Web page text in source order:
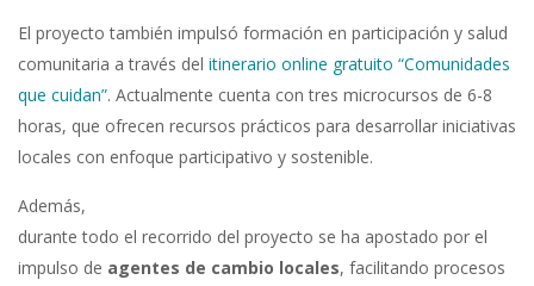
El proyecto también impulsó formación en participación y salud
comunitaria a través del itinerario online gratuito “Comunidades
que cuidan”. Actualmente cuenta con tres microcursos de 6-8
horas, que ofrecen recursos prácticos para desarrollar iniciativas
locales con enfoque participativo y sostenible.
Además,
durante todo el recorrido del proyecto se ha apostado por el
impulso de agentes de cambio locales, facilitando procesos